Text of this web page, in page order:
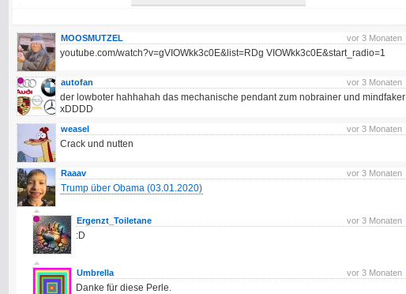
vor 3 Monaten
MOOSMUTZEL
youtube.com/watch?v=gVIOWkk3c0E&list=RDg VIOWkk3c0E&start_radio=1
vor 3 Monaten
autofan
der lowboter hahhahah das mechanische pendant zum nobrainer und mindfaker
xDDDD
vor 3 Monaten
weasel
Crack und nutten
vor 3 Monaten
Raaav
Trump über Obama (03.01.2020)
vor 3 Monaten
Ergenzt_Toiletane
:D
vor 3 Monaten
Umbrella
Danke für diese Perle.